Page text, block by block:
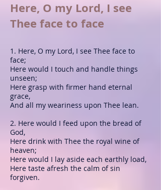
Here, O my Lord, I see
Thee face to face
1. Here, O my Lord, I see Thee face to
face;
Here would I touch and handle things
unseen;
Here grasp with firmer hand eternal
grace,
And all my weariness upon Thee lean.
2. Here would I feed upon the bread of
God,
Here drink with Thee the royal wine of
heaven;
Here would I lay aside each earthly load,
Here taste afresh the calm of sin
forgiven.